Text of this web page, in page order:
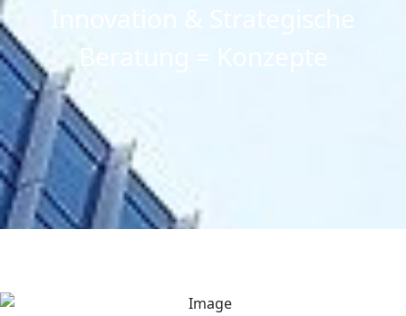
Innovation & Strategische
Beratung = Konzepte